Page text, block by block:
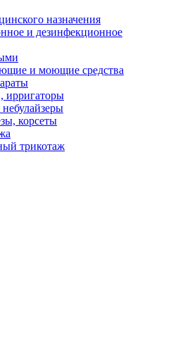
назначения
и дезинфекционное
и моющие средства
ирригаторы
корсеты
трикотаж